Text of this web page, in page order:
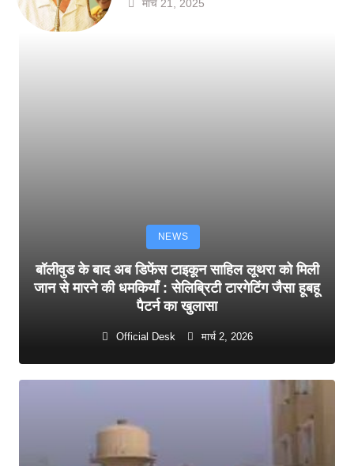
मार्च 21, 2025
NEWS
बॉलीवुड के बाद अब डिफेंस टाइकून साहिल लूथरा को मिली
जान से मारने की धमकियाँ : सेलिब्रिटी टारगेटिंग जैसा हूबहू
पैटर्न का खुलासा
Official Desk मार्च 2, 2026